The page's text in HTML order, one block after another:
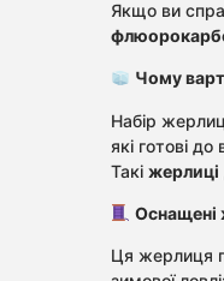
Якщо ви
Чому
Набір
які готові
Такі жерлиці
Оснащені
Ця жерлиця